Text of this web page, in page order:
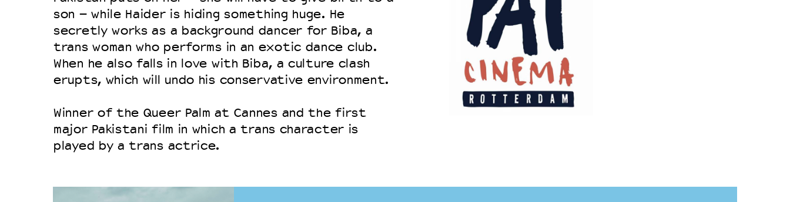
son – while Haider is hiding something huge. He
secretly works as a background dancer for Biba, a
trans woman who performs in an exotic dance club.
When he also falls in love with Biba, a culture clash
erupts, which will undo his conservative environment.
Winner of the Queer Palm at Cannes and the first
major Pakistani film in which a trans character is
played by a trans actrice.